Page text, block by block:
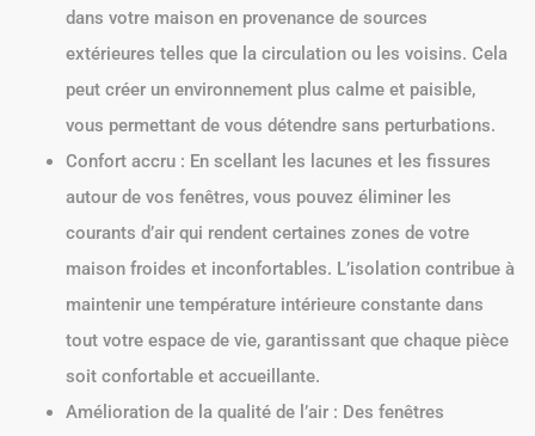
dans votre maison en provenance de sources
extérieures telles que la circulation ou les voisins. Cela
peut créer un environnement plus calme et paisible,
vous permettant de vous détendre sans perturbations.
Confort accru : En scellant les lacunes et les fissures
autour de vos fenêtres, vous pouvez éliminer les
courants d’air qui rendent certaines zones de votre
maison froides et inconfortables. L’isolation contribue à
maintenir une température intérieure constante dans
tout votre espace de vie, garantissant que chaque pièce
soit confortable et accueillante.
Amélioration de la qualité de l’air : Des fenêtres